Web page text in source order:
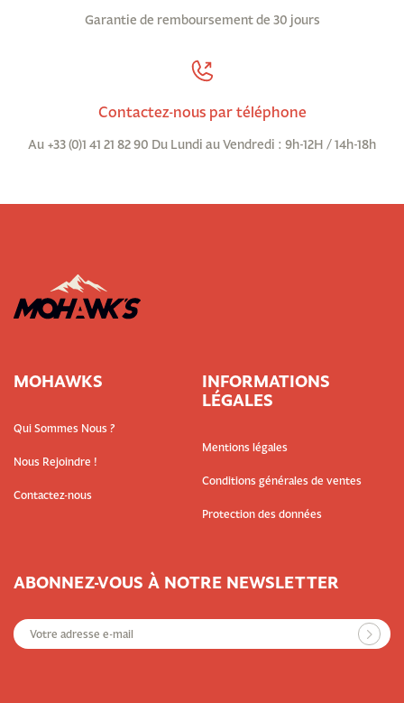
Garantie de remboursement de 30 jours
Contactez-nous par téléphone
Au +33 (0)1 41 21 82 90 Du Lundi au Vendredi : 9h-12H / 14h-18h
MOHAWKS
Qui Sommes Nous ?
Nous Rejoindre !
Contactez-nous
INFORMATIONS
LÉGALES
Mentions légales
Conditions générales de ventes
Protection des données
ABONNEZ-VOUS À NOTRE NEWSLETTER